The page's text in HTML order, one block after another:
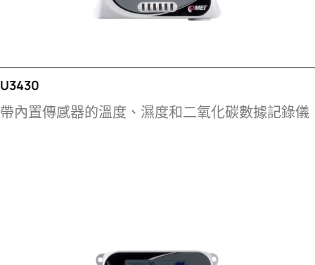
U3430
帶內置傳感器的溫度、濕度和二氧化碳數據記錄儀